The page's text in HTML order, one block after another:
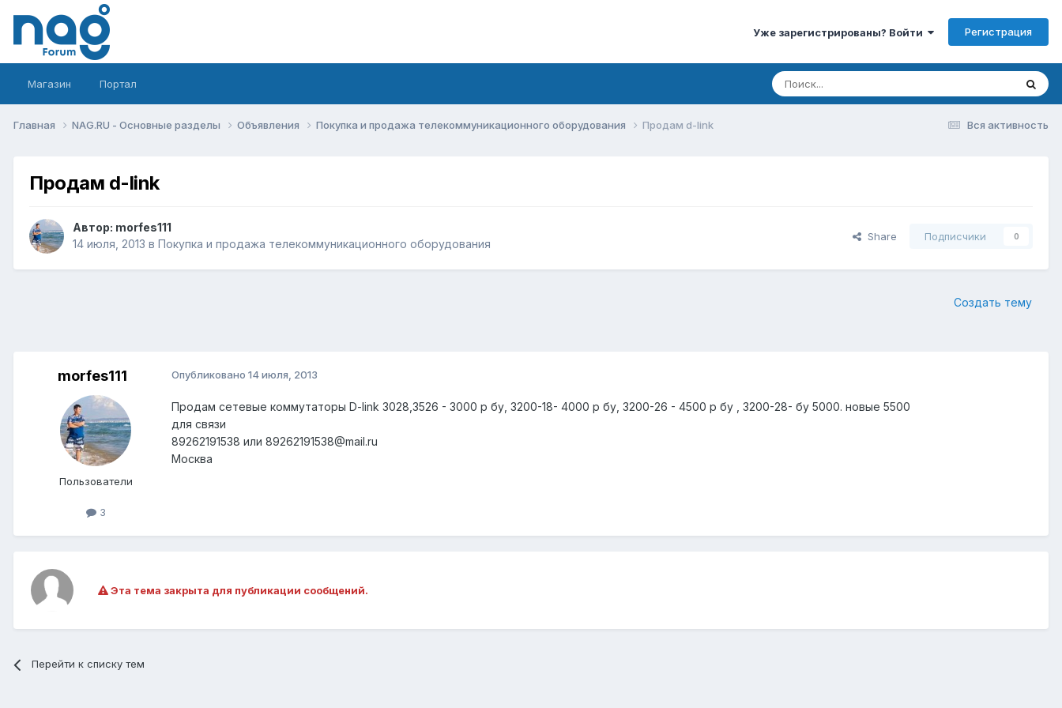
Уже зарегистрированы? Войти Регистрация
Магазин Портал
Вся активность
Главная NAG.RU - Основные разделы Объявления Покупка и продажа телекоммуникационного оборудования Продам d-link
Продам d-link
Автор: morfes111
14 июля, 2013 в Покупка и продажа телекоммуникационного оборудования
Share Подписчики 0
Создать тему
morfes111
Пользователи
3
Опубликовано 14 июля, 2013
Продам сетевые коммутаторы D-link 3028,3526 - 3000 р бу, 3200-18- 4000 р бу, 3200-26 - 4500 р бу , 3200-28- бу 5000. новые 5500
для связи
89262191538 или 89262191538@mail.ru
Москва
Эта тема закрыта для публикации сообщений.
Перейти к списку тем